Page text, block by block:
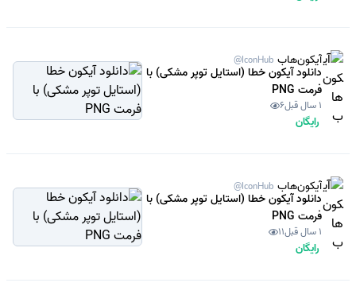
آیکون‌هاب @IconHub
دانلود آیکون خطا (استایل توپر مشکی) با
فرمت PNG
1 سال قبل 6
رایگان
آیکون‌هاب @IconHub
دانلود آیکون خطا (استایل توپر مشکی) با
فرمت PNG
1 سال قبل 11
رایگان